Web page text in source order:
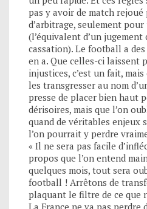
pas y avoir de match
d’arbitrage, seulement
(l’équivalent d’un jugement
cassation). Le football a
en a. Que celles-ci laissent
injustices, c’est un fait,
les transgresser au nom
presse de placer bien haut
dérisoires, mais que l’on
quand de véritables enjeux
l’on pourrait y perdre
« Il ne sera pas facile
propos que l’on entend
quelques mois, tout sera
football ! Arrêtons de
plaquant le filtre de ce que
La France ne va pas perdre